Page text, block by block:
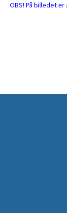
OBS! På billedet